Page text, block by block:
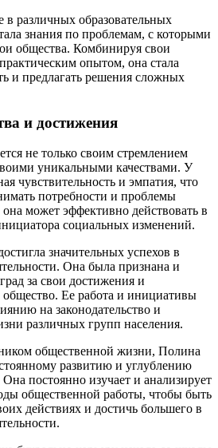
в различных образовательных
знания по проблемам, с которыми
общества. Комбинируя свои
опытом, она стала
и предлагать решения сложных
и достижения
не только своим стремлением
уникальными качествами. У
чувствительность и эмпатия, что
потребности и проблемы
может эффективно действовать в
социальных изменений.
значительных успехов в
Она была признана и
за свои достижения и
Ее работа и инициативы
на законодательство и
различных групп населения.
общественной жизни, Полина
развитию и углублению
постоянно изучает и анализирует
общественной работы, чтобы быть
действиях и достичь большего в